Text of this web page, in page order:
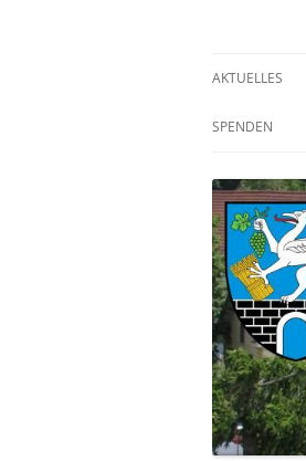
AKTUELLES
SPENDEN